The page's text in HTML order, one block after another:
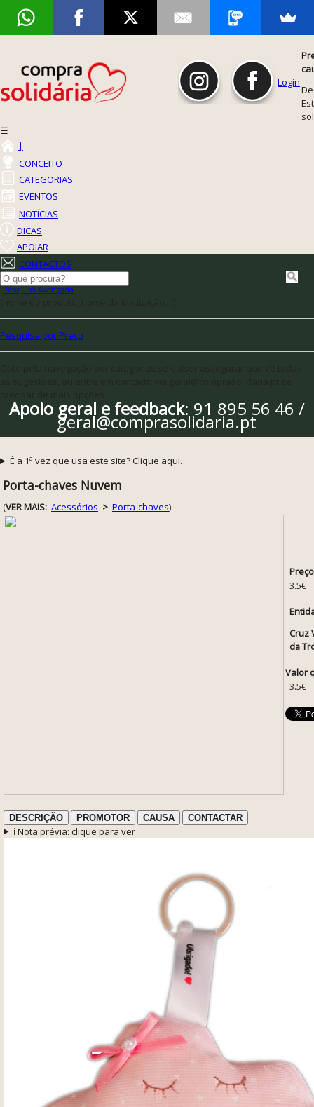
Login
☰
|
CONCEITO
CATEGORIAS
EVENTOS
NOTÍCIAS
DICAS
APOIAR
CONTACTOS
Pesquisa Avançada
Pesquisa por Preço
Apoio geral e feedback: 91 895 56 46 /
geral@comprasolidaria.pt
É a 1ª vez que usa este site? Clique aqui.
Porta-chaves Nuvem
(VER MAIS: Acessórios > Porta-chaves)
3.5€
Cruz
da
Valor
3.5€
DESCRIÇÃO PROMOTOR CAUSA CONTACTAR
ℹ️ Nota prévia: clique para ver